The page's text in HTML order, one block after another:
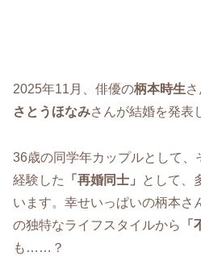
2025年11月、俳優の柄本時生
さとうほなみさんが結婚を発表
36歳の同学年カップルとして、
経験した
「再婚同士」
として、
います。幸せいっぱいの柄本さ
の独特なライフスタイルから
「
も……？